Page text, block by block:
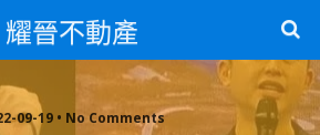
耀晉不動產
09-19 • No Comments